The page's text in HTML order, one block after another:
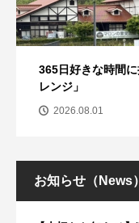
365日好きな時間
レンジ」
2026.08.01
お知らせ（News）